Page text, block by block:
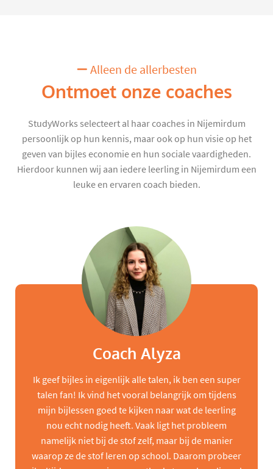
Alleen de allerbesten
Ontmoet onze coaches
StudyWorks selecteert al haar coaches in Nijemirdum
persoonlijk op hun kennis, maar ook op hun visie op het
geven van bijles economie en hun sociale vaardigheden.
Hierdoor kunnen wij aan iedere leerling in Nijemirdum een
leuke en ervaren coach bieden.
Coach Alyza
Ik geef bijles in eigenlijk alle talen, ik ben een super
talen fan! Ik vind het vooral belangrijk om tijdens
mijn bijlessen goed te kijken naar wat de leerling
nou echt nodig heeft. Vaak ligt het probleem
namelijk niet bij de stof zelf, maar bij de manier
waarop ze de stof leren op school. Daarom probeer